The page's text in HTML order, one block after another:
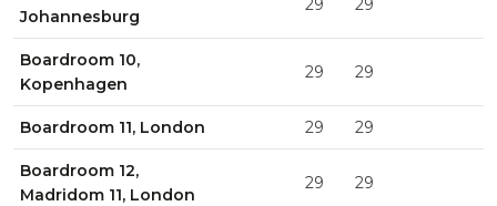
Johannesburg
29 29
Boardroom 10,
Kopenhagen
29 29
Boardroom 11, London 29 29
Boardroom 12,
Madridom 11, London
29 29